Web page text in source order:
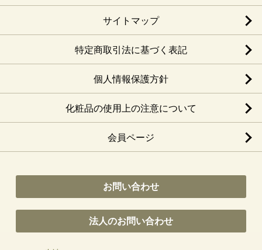
サイトマップ
特定商取引法に基づく表記
個人情報保護方針
化粧品の使用上の注意について
会員ページ
お問い合わせ
法人のお問い合わせ